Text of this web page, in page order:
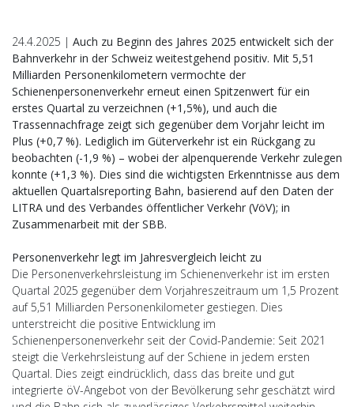
24.4.2025 | Auch zu Beginn des Jahres 2025 entwickelt sich der
Bahnverkehr in der Schweiz weitestgehend positiv. Mit 5,51
Milliarden Personenkilometern vermochte der
Schienenpersonenverkehr erneut einen Spitzenwert für ein
erstes Quartal zu verzeichnen (+1,5%), und auch die
Trassennachfrage zeigt sich gegenüber dem Vorjahr leicht im
Plus (+0,7 %). Lediglich im Güterverkehr ist ein Rückgang zu
beobachten (-1,9 %) – wobei der alpenquerende Verkehr zulegen
konnte (+1,3 %). Dies sind die wichtigsten Erkenntnisse aus dem
aktuellen Quartalsreporting Bahn, basierend auf den Daten der
LITRA und des Verbandes öffentlicher Verkehr (VöV); in
Zusammenarbeit mit der SBB.
Personenverkehr legt im Jahresvergleich leicht zu
Die Personenverkehrsleistung im Schienenverkehr ist im ersten
Quartal 2025 gegenüber dem Vorjahreszeitraum um 1,5 Prozent
auf 5,51 Milliarden Personenkilometer gestiegen. Dies
unterstreicht die positive Entwicklung im
Schienenpersonenverkehr seit der Covid-Pandemie: Seit 2021
steigt die Verkehrsleistung auf der Schiene in jedem ersten
Quartal. Dies zeigt eindrücklich, dass das breite und gut
integrierte öV-Angebot von der Bevölkerung sehr geschätzt wird